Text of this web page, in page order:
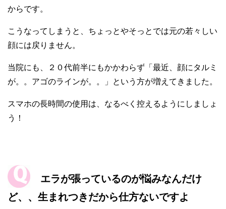
からです。
こうなってしまうと、ちょっとやそっとでは元の若々しい
顔には戻りません。
当院にも、２０代前半にもかかわらず「最近、顔にタルミ
が。。アゴのラインが。。」という方が増えてきました。
スマホの長時間の使用は、なるべく控えるようにしましょ
う！
エラが張っているのが悩みなんだけ
ど、、生まれつきだから仕方ないですよ